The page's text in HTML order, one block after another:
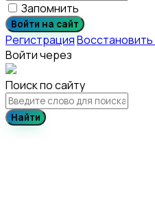
Запомнить
Войти на сайт
Регистрация
Войти через
Поиск по сайту
Найти